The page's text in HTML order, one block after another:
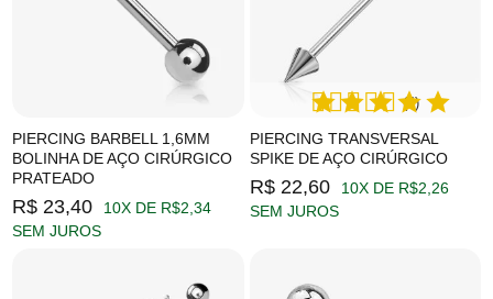
PIERCING BARBELL 1,6MM
BOLINHA DE AÇO CIRÚRGICO
PRATEADO
R$ 23,40
10X DE R$2,34
SEM JUROS
PIERCING TRANSVERSAL
SPIKE DE AÇO CIRÚRGICO
(4)
R$ 22,60
10X DE R$2,26
SEM JUROS